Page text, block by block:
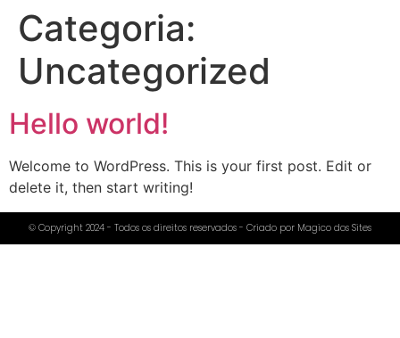
Categoria:
Uncategorized
Hello world!
Welcome to WordPress. This is your first post. Edit or
delete it, then start writing!
© Copyright 2024 - Todos os direitos reservados - Criado por Magico dos Sites